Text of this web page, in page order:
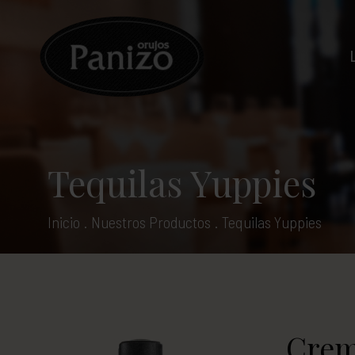
Tequilas Yuppies
Inicio . Nuestros Productos . Tequilas Yuppies